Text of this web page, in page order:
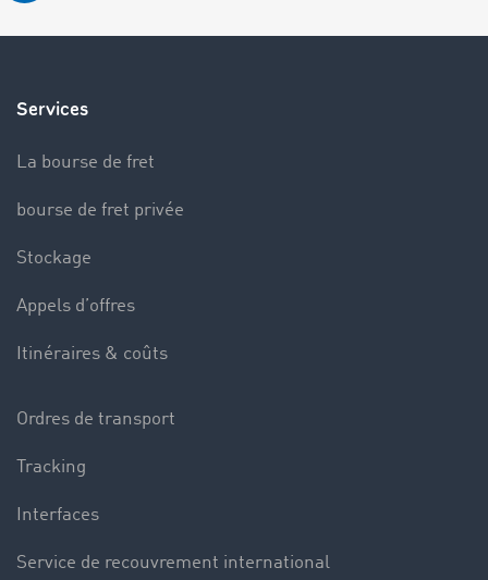
Services
La bourse de fret
bourse de fret privée
Stockage
Appels d’offres
Itinéraires & coûts
Ordres de transport
Tracking
Interfaces
Service de recouvrement international